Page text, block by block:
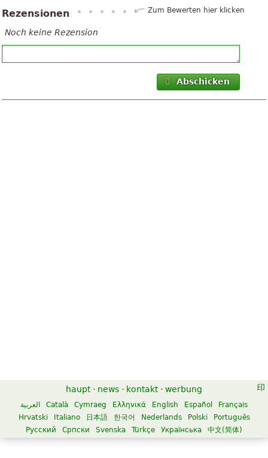
Rezensionen Zum Bewerten hier klicken
Noch keine Rezension
Abschicken
haupt · news · kontakt · werbung
العربية Català Cymraeg Ελληνικά English Español
Français
Hrvatski
Italiano 日本語 한국어 Nederlands Polski
Português
Русский
Српски Svenska Türkçe Українська 中文(简体)